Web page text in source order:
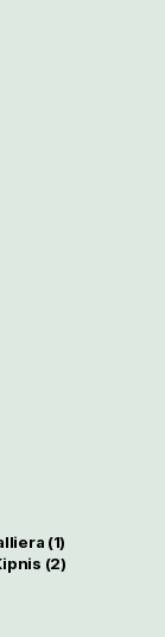
(1)
(2)